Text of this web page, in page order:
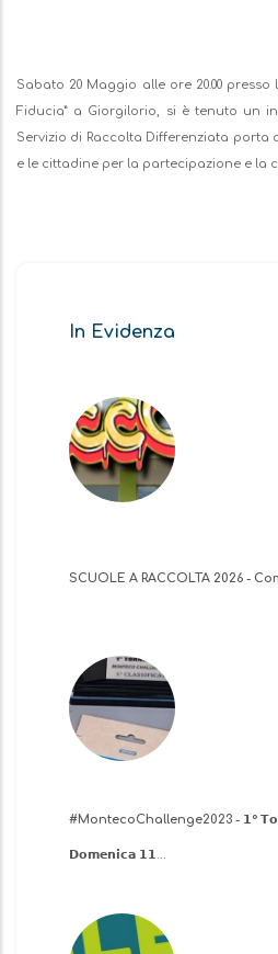
Descrizione
Sabato 20 Maggio alle ore 20.00
Fiducia” a Giorgilorio, si è tenuto un
Servizio di Raccolta Differenziata porta
e le cittadine per la partecipazione e la
In Evidenza
SCUOLE A RACCOLTA 2026 -
​#MontecoChallenge2023 - 𝟭°
𝗗𝗼𝗺𝗲𝗻𝗶𝗰𝗮 𝟭𝟭…